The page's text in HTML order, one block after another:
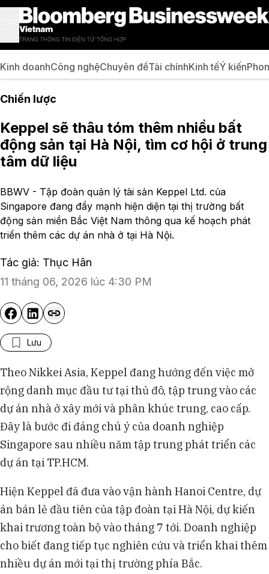
Kinh doanhCông nghệChuyên đềTài chínhKinh tếÝ kiến
Chiến lược
Keppel sẽ thâu tóm thêm nhiều bất
động sản tại Hà Nội, tìm cơ hội ở trung
tâm dữ liệu
BBWV - Tập đoàn quản lý tài sản Keppel Ltd. của
Singapore đang đẩy mạnh hiện diện tại thị trường bất
động sản miền Bắc Việt Nam thông qua kế hoạch phát
triển thêm các dự án nhà ở tại Hà Nội.
Tác giả: Thục Hân
11 tháng 06, 2026 lúc 4:30 PM
Lưu
Theo Nikkei Asia, Keppel đang hướng đến việc mở
rộng danh mục đầu tư tại thủ đô, tập trung vào các
dự án nhà ở xây mới và phân khúc trung, cao cấp.
Đây là bước đi đáng chú ý của doanh nghiệp
Singapore sau nhiều năm tập trung phát triển các
dự án tại TP.HCM.
Hiện Keppel đã đưa vào vận hành Hanoi Centre, dự
án bán lẻ đầu tiên của tập đoàn tại Hà Nội, dự kiến
khai trương toàn bộ vào tháng 7 tới. Doanh nghiệp
cho biết đang tiếp tục nghiên cứu và triển khai thêm
nhiều dự án mới tại thị trường phía Bắc.